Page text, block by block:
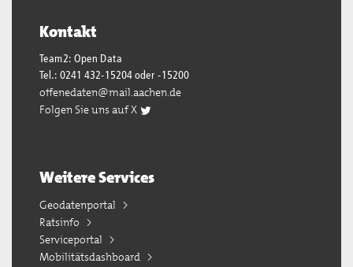
Kontakt
Team2: Open Data
Tel.: 0241 432-15204 oder -15200
offenedaten@mail.aachen.de
Folgen Sie uns auf X
Weitere Services
Geodatenportal
Ratsinfo
Serviceportal
Mobilitätsdashboard